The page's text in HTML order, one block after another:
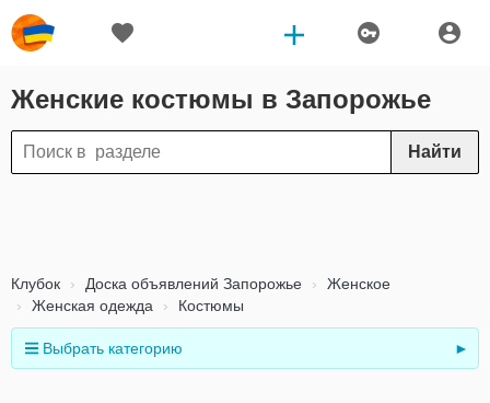
Женские костюмы в Запорожье
Найти
Клубок Доска объявлений Запорожье
Женское
Женская одежда
Костюмы
Выбрать категорию ►